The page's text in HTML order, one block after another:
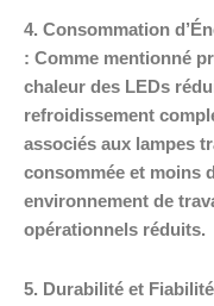
4. Consommation
: Comme mentionné
chaleur des LEDs
refroidissement
associés aux lampes
consommée et moins
environnement de
opérationnels réduits.
5. Durabilité et